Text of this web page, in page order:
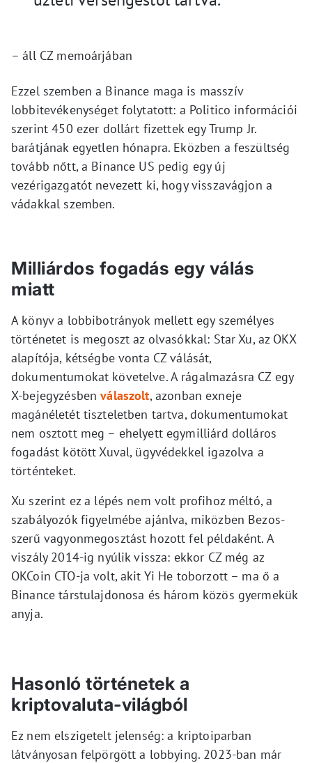
– áll CZ memoárjában
Ezzel szemben a Binance maga is masszív
lobbitevékenységet folytatott: a Politico információi
szerint 450 ezer dollárt fizettek egy Trump Jr.
barátjának egyetlen hónapra. Eközben a feszültség
tovább nőtt, a Binance US pedig egy új
vezérigazgatót nevezett ki, hogy visszavágjon a
vádakkal szemben.
Milliárdos fogadás egy válás
miatt
A könyv a lobbibotrányok mellett egy személyes
történetet is megoszt az olvasókkal: Star Xu, az OKX
alapítója, kétségbe vonta CZ válását,
dokumentumokat követelve. A rágalmazásra CZ egy
X-bejegyzésbenválaszolt, azonban exneje
magánéletét tiszteletben tartva, dokumentumokat
nem osztott meg – ehelyett egymilliárd dolláros
fogadást kötött Xuval, ügyvédekkel igazolva a
történteket.
Xu szerint ez a lépés nem volt profihoz méltó, a
szabályozók figyelmébe ajánlva, miközben Bezos-
szerű vagyonmegosztást hozott fel példaként. A
viszály 2014-ig nyúlik vissza: ekkor CZ még az
OKCoin CTO-ja volt, akit Yi He toborzott – ma ő a
Binance társtulajdonosa és három közös gyermekük
anyja.
Hasonló történetek a
kriptovaluta-világból
Ez nem elszigetelt jelenség: a kriptoiparban
látványosan felpörgött a lobbying. 2023-ban már